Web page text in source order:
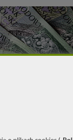
2021